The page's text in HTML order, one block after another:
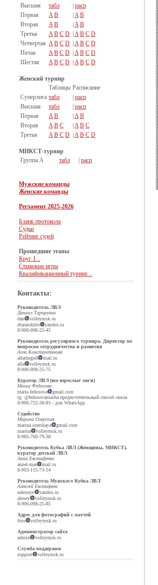
Высшая
табл
расп
Первая
A B A B
Вторая
A B A B
Третья
A B C D A B C D
Четвертая A B C D A B C D
Пятая
A B C D A B C D
Шестая
A B C D A B C D
Женский турнир
Таблицы Расписание
Суперлига табл
расп
Высшая
табл
расп
Первая
A B A B
Вторая
A B C A B C
Третья
A B C D A B C D
МИКСТ-турнир
Группа А
табл расп
Мужские команды
Женские команды
Регламент 2025-2026
Бланк протокола
Судьи
Рейтинг судей
Прошедшие этапы
Круг 1 ..
Стыковые игры
Квалификационный турнир ..
Контакты:
Руководитель ЛВЛ
Даниил Тарарухин
dan
volleymsk.ru
dtararukhin
yandex.ru
8-906-098-25-45
Руководитель регулярного турнира, Директор по
вопросам сотрудничества и развития
Алла Константинова
allathegod
mail.ru
alla
volleymsk.ru
8-906-098-25-75
Куратор ЛВЛ (все взрослые лиги)
Маша Федосова
maria.fedosova
gmail.com
tg: @fedosovamasha предпочтительный способ связи
8-906-722-38-83 - для WhatsApp
Судейство
Марина Озерская
marina.ozerskaya
gmail.com
marina
volleymsk.ru
8-985-760-79-38
Руководитель Кубка ЛВЛ (Женщины, МИКСТ),
куратор детской ЛВЛ
Анна Евстифеева
annet-mai
mail.ru
8-903-115-73-14
Руководитель Мужского Кубка ЛВЛ
Алексей Евстифеев
ealexeyv
yandex.ru
alexey
volleymsk.ru
8-906-098-25-85
Адрес для фотографий с матчей
foto
volleymsk.ru
Администратор сайта
admin
volleymsk.ru
Служба поддержки
support
volleymsk.ru